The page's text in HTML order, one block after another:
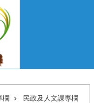
欄
民政及人文課專欄